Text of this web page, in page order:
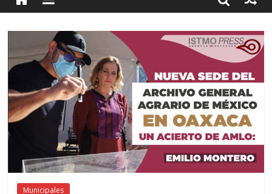
Alertan pescadores de Juchitán, Oaxaca de nuevo despojo de su
Pescadores y comuneros ikoots detienen la extracción ilegal de
material pétreo de gravera Oyamel
Municipales